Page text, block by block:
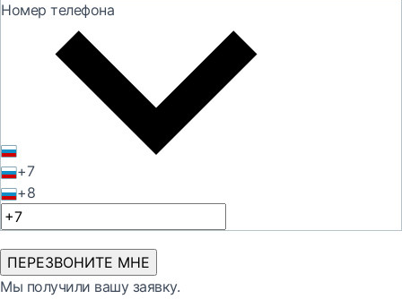
Номер телефона
+7
+8
ПЕРЕЗВОНИТЕ МНЕ
Мы получили вашу заявку.